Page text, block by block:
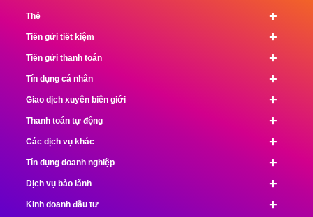
+
Thẻ
+
Tiền gửi tiết kiệm
+
Tiền gửi thanh toán
+
Tín dụng cá nhân
+
Giao dịch xuyên biên giới
+
Thanh toán tự động
+
Các dịch vụ khác
+
Tín dụng doanh nghiệp
+
Dịch vụ bảo lãnh
+
Kinh doanh đầu tư